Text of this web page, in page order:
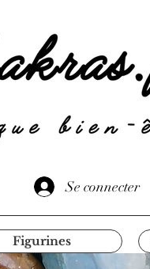
Se connecter
Figurines